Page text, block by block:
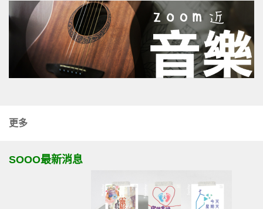
更多
SOOO最新消息